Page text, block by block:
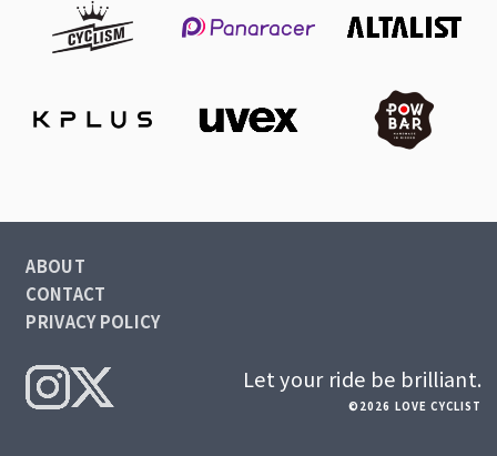
ABOUT
CONTACT
PRIVACY POLICY
Let your ride be brilliant.
©2026 LOVE CYCLIST